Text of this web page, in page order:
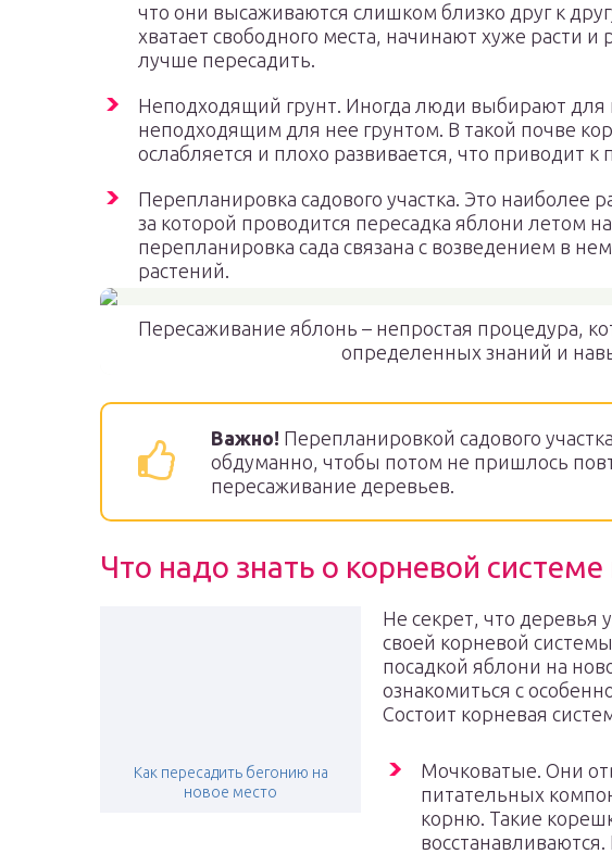
что они высаживаются слишком близко друг к
хватает свободного места, начинают хуже расти и
лучше пересадить.
Неподходящий грунт. Иногда люди выбирают для
неподходящим для нее грунтом. В такой почве
ослабляется и плохо развивается, что приводит
Перепланировка садового участка. Это наиболее
за которой проводится пересадка яблони летом
перепланировка сада связана с возведением в
растений.
Пересаживание яблонь – непростая процедура,
определенных знаний и
Важно! Перепланировкой садового
обдуманно, чтобы потом не пришлось
пересаживание деревьев.
Что надо знать о корневой
Как пересадить бегонию на
новое место
Не секрет, что деревья
своей корневой
посадкой яблони на
ознакомиться с
Состоит корневая
Мочковатые. Они
питательных
корню. Такие